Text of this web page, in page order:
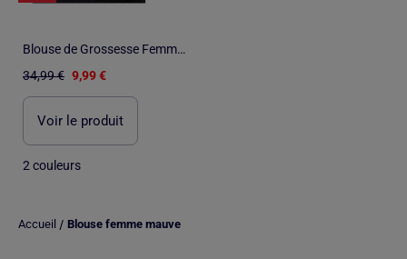
Blouse de Grossesse Femme Mamalicious
34,99 € 9,99 €
Voir le produit
2 couleurs
Accueil / Blouse femme mauve